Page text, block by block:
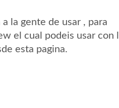
la gente de usar , para
el cual podeis usar con
esta pagina.